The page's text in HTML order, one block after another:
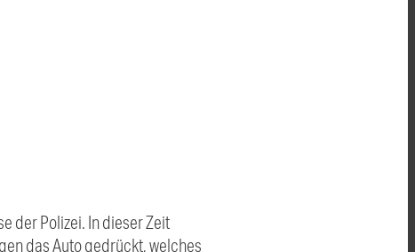
der Polizei. In dieser Zeit
das Auto gedrückt, welches